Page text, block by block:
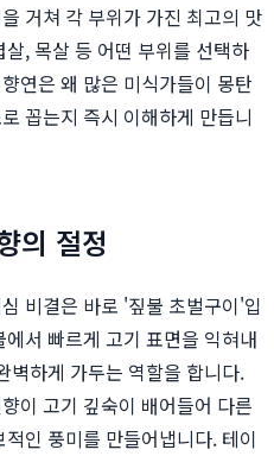
거쳐 각 부위가 가진 최고의 맛
, 목살 등 어떤 부위를 선택하
연은 왜 많은 미식가들이 몽탄
꼽는지 즉시 이해하게 만듭니
의 절정
비결은 바로 '짚불 초벌구이'입
서 빠르게 고기 표면을 익혀내
벽하게 가두는 역할을 합니다.
이 고기 깊숙이 배어들어 다른
인 풍미를 만들어냅니다. 테이